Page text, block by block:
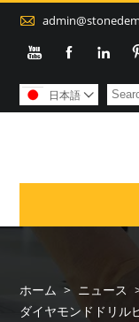

  
日本語 
ホーム > ニュース
ダイヤモンドドリル